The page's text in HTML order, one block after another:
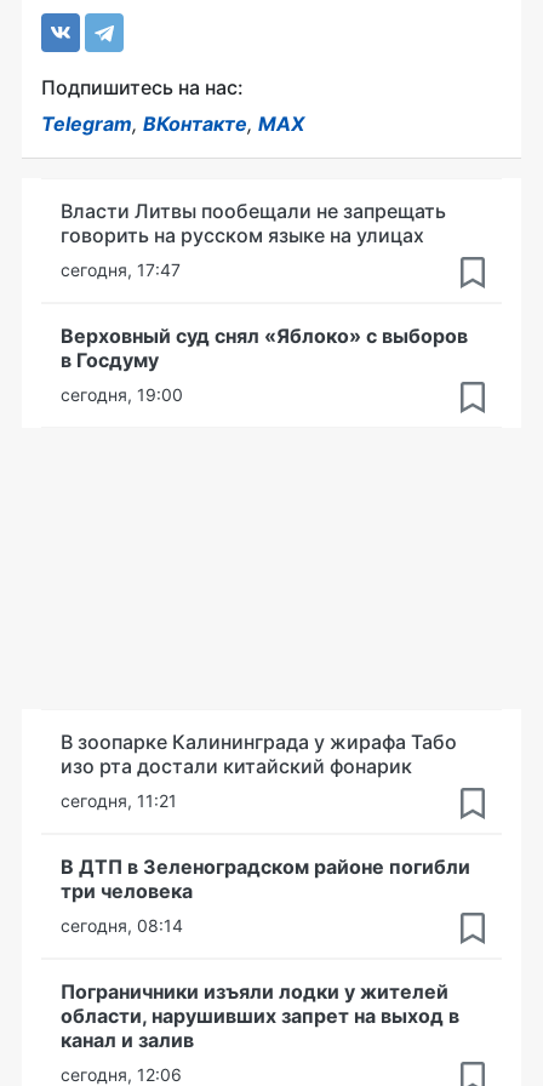
Подпишитесь на нас:
Telegram, ВКонтакте, MAX
Власти Литвы пообещали не запрещать
говорить на русском языке на улицах
сегодня, 17:47
Верховный суд снял «Яблоко» с выборов
в Госдуму
сегодня, 19:00
В зоопарке Калининграда у жирафа Табо
изо рта достали китайский фонарик
сегодня, 11:21
В ДТП в Зеленоградском районе погибли
три человека
сегодня, 08:14
Пограничники изъяли лодки у жителей
области, нарушивших запрет на выход в
канал и залив
сегодня, 12:06